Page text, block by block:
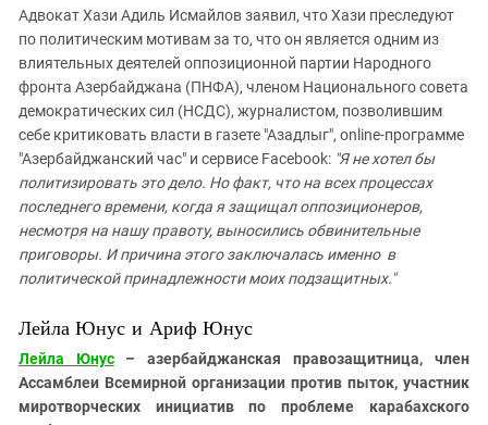
Адвокат Хази Адиль Исмайлов заявил, что Хази преследуют
по политическим мотивам за то, что он является одним из
влиятельных деятелей оппозиционной партии Народного
фронта Азербайджана (ПНФА), членом Национального совета
демократических сил (НСДС), журналистом, позволившим
себе критиковать власти в газете "Азадлыг", online-программе
"Азербайджанский час" и сервисе Facebook: "Я не хотел бы
политизировать это дело. Но факт, что на всех процессах
последнего времени, когда я защищал оппозиционеров,
несмотря на нашу правоту, выносились обвинительные
приговоры. И причина этого заключалась именно в
политической принадлежности моих подзащитных."
Лейла Юнус и Ариф Юнус
Лейла Юнус– азербайджанская правозащитница, член
Ассамблеи Всемирной организации против пыток, участник
миротворческих инициатив по проблеме карабахского